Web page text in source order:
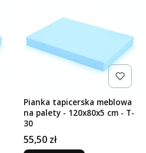
Pianka tapicerska meblowa
na palety - 120x80x5 cm - T-
30
Cena
55,50 zł